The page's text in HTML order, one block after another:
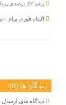
رشد ۳۲ درصدی پرداخت تسهیلات قرض‌الحسنه در سال ۱۴۰۴
اقدام فوری برای
دیدگاه ها (0)
دیدگاه های